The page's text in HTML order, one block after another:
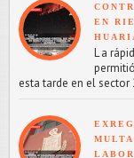
EN
L a
esta tarde en el sector